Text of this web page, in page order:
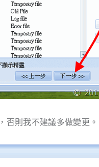
否則我不建議多做變更。